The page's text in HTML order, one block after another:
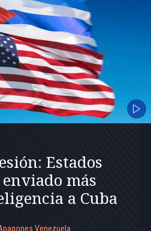
Estados
más
a Cuba
Venezuela